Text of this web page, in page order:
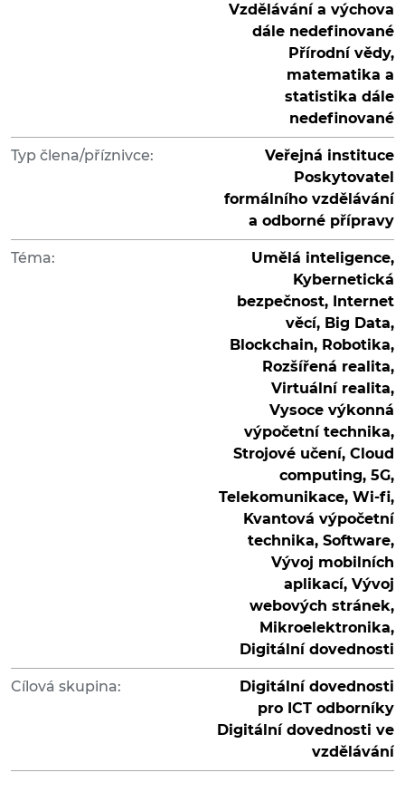
Vzdělávání a výchova
dále nedefinované
Přírodní vědy,
matematika a
statistika dále
nedefinované
Typ člena/příznivce:
Veřejná instituce
Poskytovatel
formálního vzdělávání
a odborné přípravy
Téma:
Umělá inteligence,
Kybernetická
bezpečnost, Internet
věcí, Big Data,
Blockchain, Robotika,
Rozšířená realita,
Virtuální realita,
Vysoce výkonná
výpočetní technika,
Strojové učení, Cloud
computing, 5G,
Telekomunikace, Wi-fi,
Kvantová výpočetní
technika, Software,
Vývoj mobilních
aplikací, Vývoj
webových stránek,
Mikroelektronika,
Digitální dovednosti
Cílová skupina:
Digitální dovednosti
pro ICT odborníky
Digitální dovednosti ve
vzdělávání